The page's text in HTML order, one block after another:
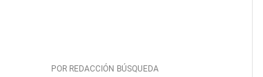
POR REDACCIÓN BÚSQUEDA